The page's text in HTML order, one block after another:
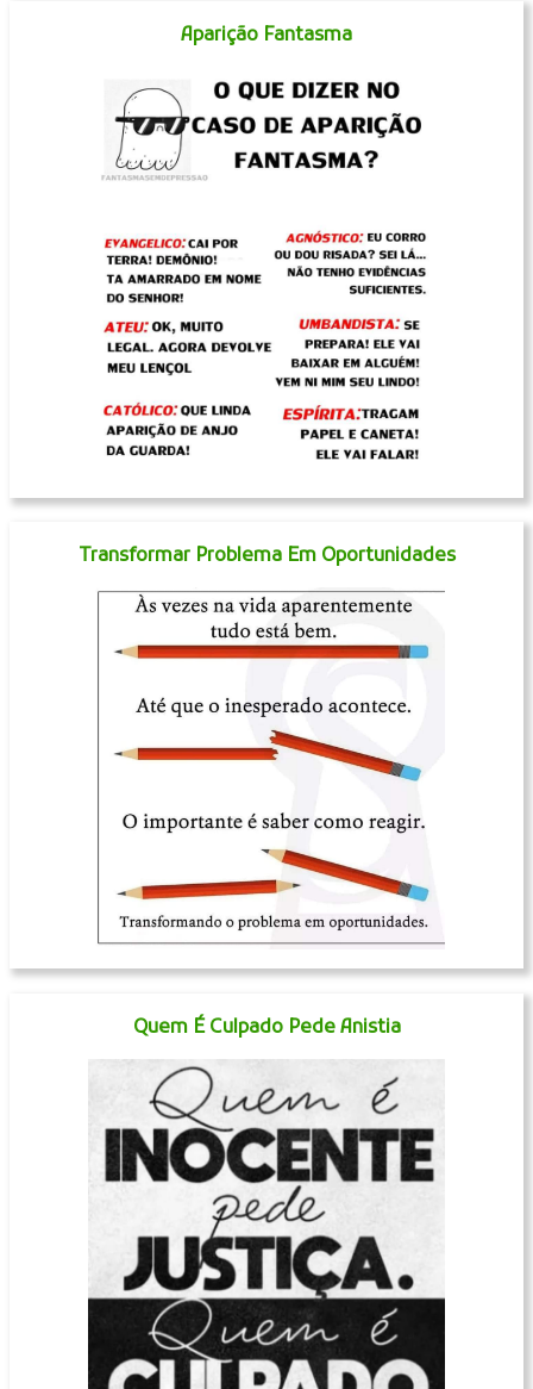
Aparição Fantasma
Transformar Problema Em Oportunidades
Quem É Culpado Pede Anistia